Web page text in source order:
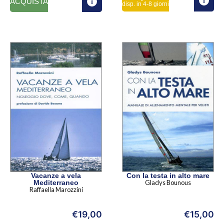
disp. in 4-8 giorni
Vacanze a vela
Mediterraneo
Raffaella Marozzini
€19,00
Con la testa in alto mare
Gladys Bounous
€15,00